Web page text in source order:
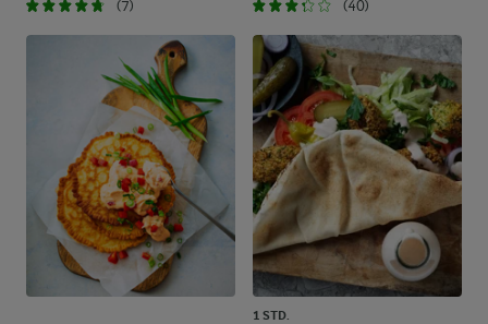
(7) (40)
1 STD.